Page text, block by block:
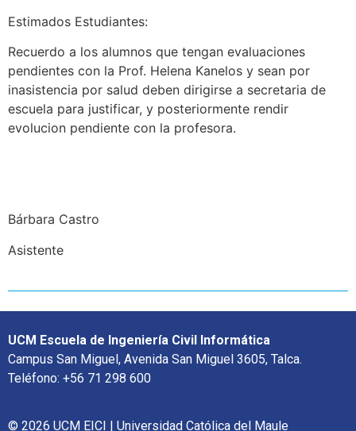
Estimados Estudiantes:
Recuerdo a los alumnos que tengan evaluaciones
pendientes con la Prof. Helena Kanelos y sean por
inasistencia por salud deben dirigirse a secretaria de
escuela para justificar, y posteriormente rendir
evolucion pendiente con la profesora.
Bárbara Castro
Asistente
UCM Escuela de Ingeniería Civil Informática
Campus San Miguel, Avenida San Miguel 3605, Talca.
Teléfono: +56 71 298 600
© 2026 UCM EICI | Universidad Católica del Maule